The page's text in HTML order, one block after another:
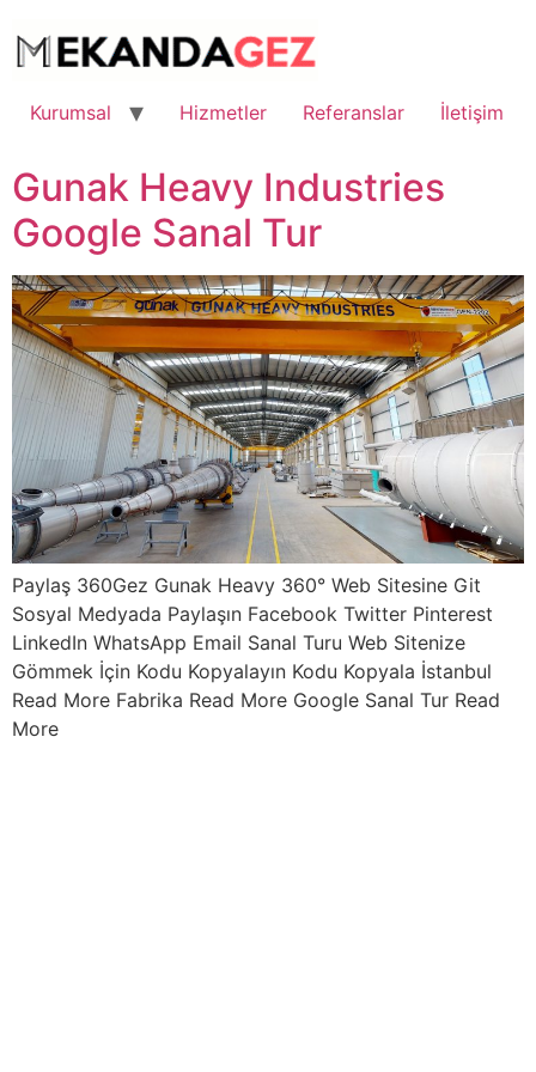
atla
Kurumsal Hizmetler Referanslar İletişim
Gunak Heavy Industries
Google Sanal Tur
Paylaş 360Gez Gunak Heavy 360° Web Sitesine Git
Sosyal Medyada Paylaşın Facebook Twitter Pinterest
LinkedIn WhatsApp Email Sanal Turu Web Sitenize
Gömmek İçin Kodu Kopyalayın Kodu Kopyala İstanbul
Read More Fabrika Read More Google Sanal Tur Read
More